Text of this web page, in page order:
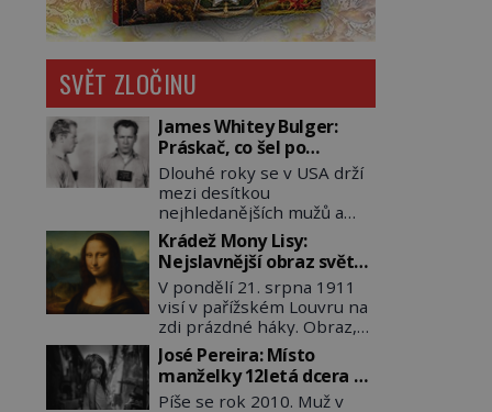
SVĚT ZLOČINU
James Whitey Bulger:
Práskač, co šel po
práskačích
Dlouhé roky se v USA drží
mezi desítkou
nejhledanějších mužů a
dopracuje to až na číslo
dvě – hned po Usámovi bin
Ládinovi (1957–2011). To je
James „Whitey“ Bulger
(1929–2018) viněný ze
spoluúčasti na 19
vraždách, vydírání a lichvy.
A samozřejmě, krom toho
je ještě drogový dealer,
Krádež Mony Lisy:
Nejslavnější obraz světa
zůstane dva roky
nezvěstný
V pondělí 21. srpna 1911
visí v pařížském Louvru na
zdi prázdné háky. Obraz,
který dnes zná celý svět, je
pryč. Zpočátku si nikdo
nemyslí, že jde o krádež.
Zaměstnanci jsou
José Pereira: Místo
manželky 12letá dcera –
a sousedi o všem vědí!
Píše se rok 2010. Muž v